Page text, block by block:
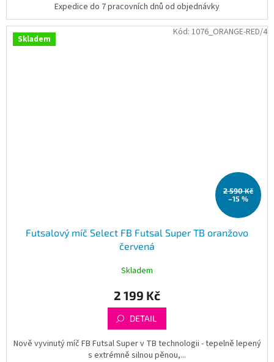
Expedice do 7 pracovních dnů od objednávky
Skladem
2 590 Kč
–15 %
Futsalový míč Select FB Futsal Super TB oranžovo
červená
Skladem
2 199 Kč
DETAIL
Nově vyvinutý míč FB Futsal Super v TB technologii - tepelně lepený
s extrémně silnou pěnou,...
Kód: 1076_ORANGE-RED/4